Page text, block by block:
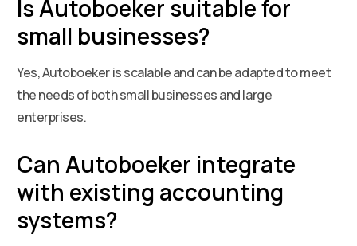
Is Autoboeker suitable for
small businesses?
Yes, Autoboeker is scalable and can be adapted to meet
the needs of both small businesses and large
enterprises.
Can Autoboeker integrate
with existing accounting
systems?